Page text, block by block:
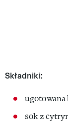
Składniki:
ugotowana
sok z